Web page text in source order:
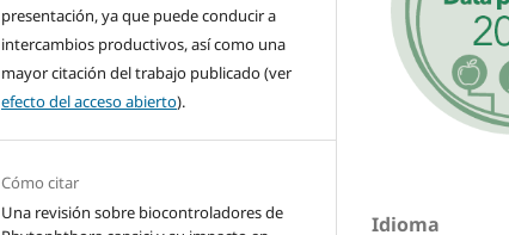
presentación, ya que puede conducir a
intercambios productivos, así como una
mayor citación del trabajo publicado (ver
efecto del acceso abierto).
Cómo citar
Una revisión sobre biocontroladores de
Idioma